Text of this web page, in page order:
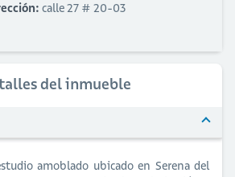
calle 27 # 20-03
del inmueble
amoblado ubicado en Serena del